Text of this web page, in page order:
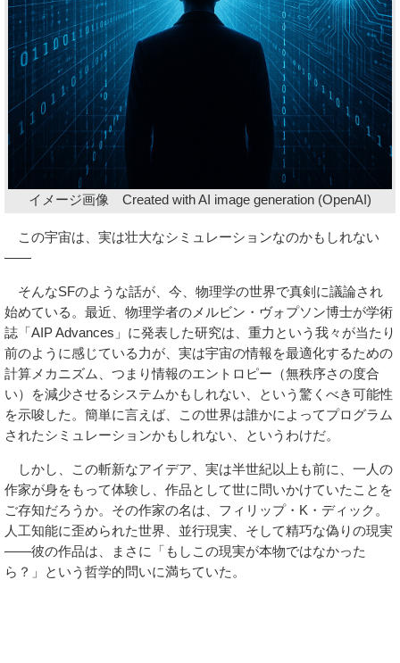
イメージ画像 Created with AI image generation (OpenAI)
この宇宙は、実は壮大なシミュレーションなのかもしれない
――
そんなSFのような話が、今、物理学の世界で真剣に議論され
始めている。最近、物理学者のメルビン・ヴォプソン博士が学術
誌「AIP Advances」に発表した研究は、重力という我々が当たり
前のように感じている力が、実は宇宙の情報を最適化するための
計算メカニズム、つまり情報のエントロピー（無秩序さの度合
い）を減少させるシステムかもしれない、という驚くべき可能性
を示唆した。簡単に言えば、この世界は誰かによってプログラム
されたシミュレーションかもしれない、というわけだ。
しかし、この斬新なアイデア、実は半世紀以上も前に、一人の
作家が身をもって体験し、作品として世に問いかけていたことを
ご存知だろうか。その作家の名は、フィリップ・K・ディック。
人工知能に歪められた世界、並行現実、そして精巧な偽りの現実
――彼の作品は、まさに「もしこの現実が本物ではなかった
ら？」という哲学的問いに満ちていた。